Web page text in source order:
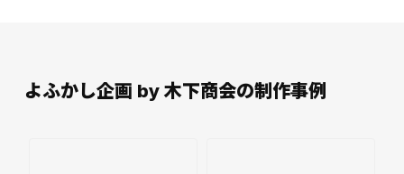
よふかし企画 by 木下商会の制作事例